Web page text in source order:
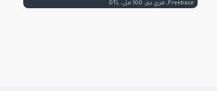
Freebase، فري بيز، 100 مل، DTL